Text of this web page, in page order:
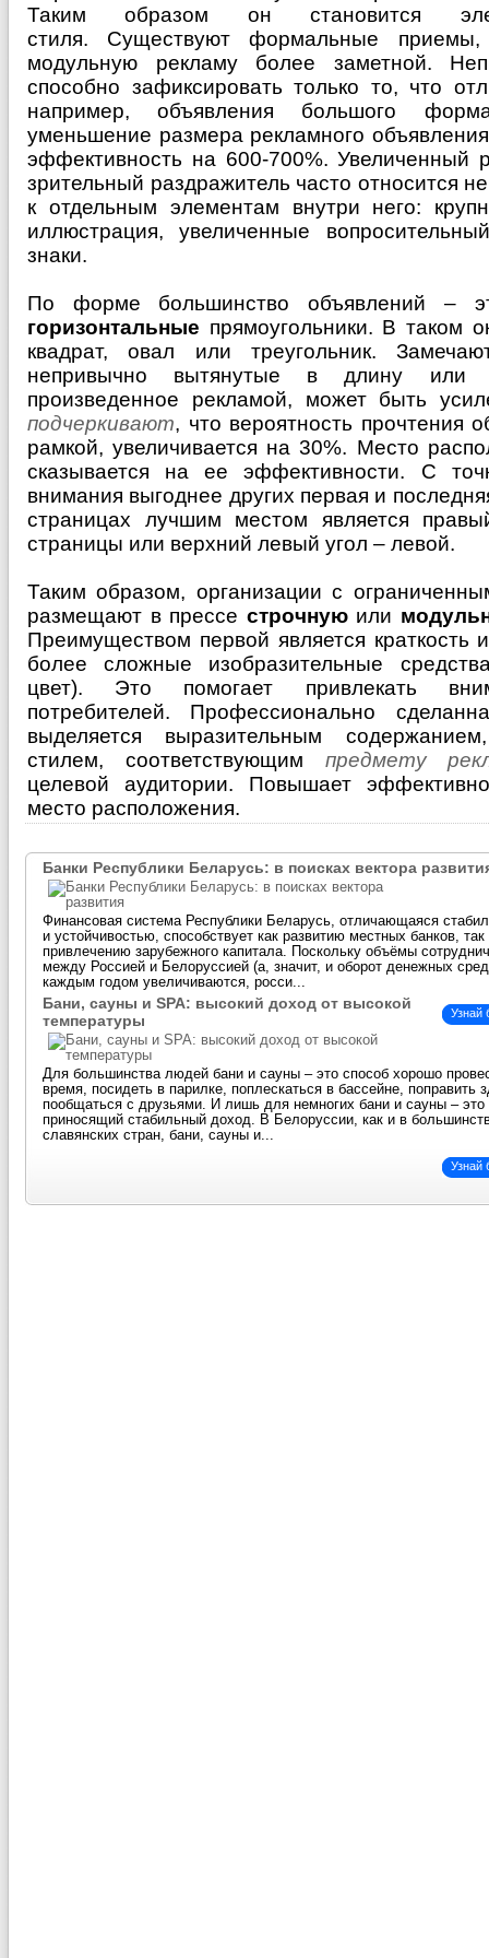
Таким образом он становится
стиля. Существуют формальные приемы,
модульную рекламу более заметной.
способно зафиксировать только то, что
например, объявления большого
уменьшение размера рекламного
эффективность на 600-700%. Увеличенный
зрительный раздражитель часто относится
к отдельным элементам внутри него:
иллюстрация, увеличенные
знаки.
По форме большинство объявлений –
горизонтальные прямоугольники. В таком
квадрат, овал или треугольник.
непривычно вытянутые в длину или
произведенное рекламой, может быть
подчеркивают, что вероятность прочтения
рамкой, увеличивается на 30%. Место
сказывается на ее эффективности. С
внимания выгоднее других первая и
страницах лучшим местом является
страницы или верхний левый угол – левой.
Таким образом, организации с
размещают в прессе строчнуюили
Преимуществом первой является краткость
более сложные изобразительные
цвет). Это помогает привлекать
потребителей. Профессионально
выделяется выразительным
стилем, соответствующим предмету
целевой аудитории. Повышает
место расположения.
Банки Республики Беларусь: в поисках вектора
Финансовая система Республики Беларусь, отличающаяся
и устойчивостью, способствует как развитию местных банков, так
привлечению зарубежного капитала. Поскольку объёмы
между Россией и Белоруссией (а, значит, и оборот денежных
каждым годом увеличиваются, росси...
Узнай
Бани, сауны и SPA: высокий доход от высокой
температуры
Для большинства людей бани и сауны – это способ хорошо
время, посидеть в парилке, поплескаться в бассейне, поправить
пообщаться с друзьями. И лишь для немногих бани и сауны – это
приносящий стабильный доход. В Белоруссии, как и в
славянских стран, бани, сауны и...
Узнай